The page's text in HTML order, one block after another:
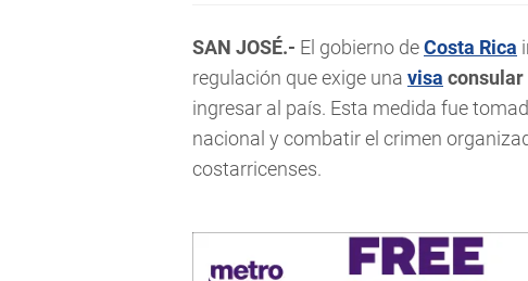
SAN JOSÉ.- El gobierno deCosta Rica
regulación que exige una visa consular
ingresar al país. Esta medida fue
nacional y combatir el crimen
costarricenses.